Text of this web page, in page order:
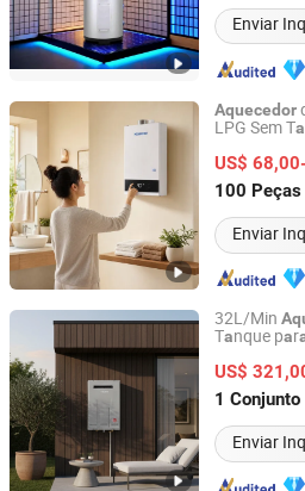
Enviar
Aquecedor
LPG Sem Ta
US$
100 Peças
Enviar
Guangdong Kisense Co., Ltd.
Guangdong, China
32L/Min
Tanque par
GásdeAlta
US$
1 Conjunto
Enviar
Zhongshan Nobin Heating
Guangdong, China